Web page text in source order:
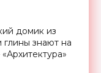
домик из
знают на